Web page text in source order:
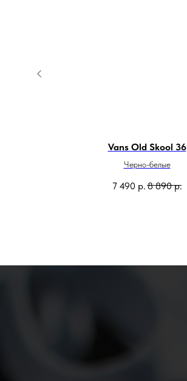
Vans Old Skool 36
Черно-белые
7 490 р.8 890 р.